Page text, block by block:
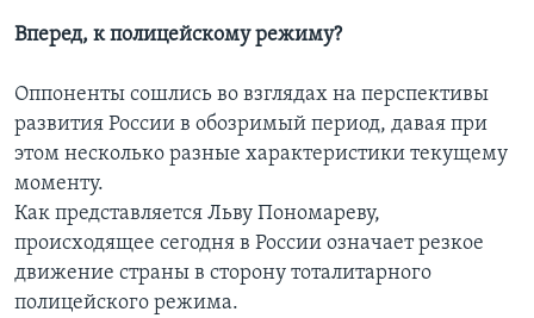
Вперед, к полицейскому режиму?
Оппоненты сошлись во взглядах на перспективы
развития России в обозримый период, давая при
этом несколько разные характеристики текущему
моменту.
Как представляется Льву Пономареву,
происходящее сегодня в России означает резкое
движение страны в сторону тоталитарного
полицейского режима.